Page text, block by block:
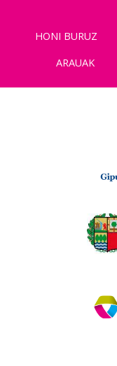
HONI BURUZ
ARAUAK